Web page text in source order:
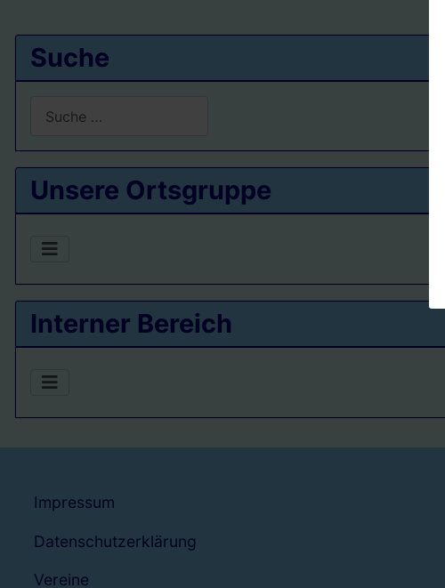
Suche
Type 2 or more characters for results.
Unsere Ortsgruppe
Interner Bereich
Impressum
Datenschutzerklärung
Vereine